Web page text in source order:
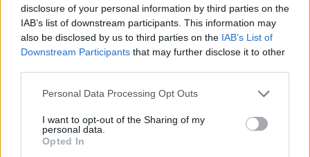
disclosure of your personal information by third parties on the
IAB’s list of downstream participants. This information may
also be disclosed by us to third parties on the IAB’s List of
Downstream Participants that may further disclose it to other
Personal Data Processing Opt Outs
I want to opt-out of the Sharing of my
personal data.
Opted In
Εγγραφή στο newsletter
Αποδέχομαι τους